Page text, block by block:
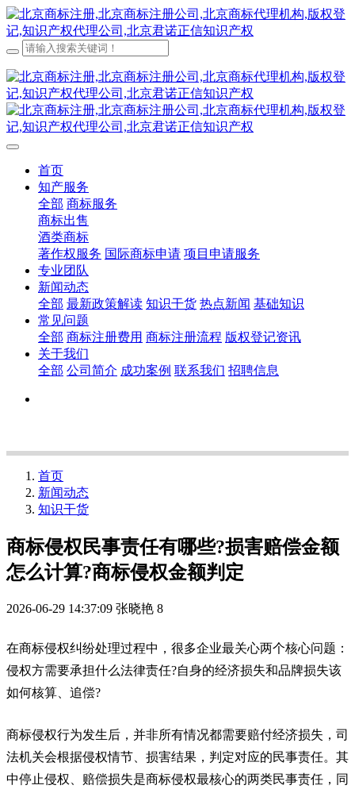
首页
知产服务
全部 商标服务
商标出售
酒类商标
著作权服务 国际商标申请 项目申请服务
专业团队
新闻动态
全部 最新政策解读 知识干货 热点新闻 基础知识
常见问题
全部 商标注册费用 商标注册流程 版权登记资讯
关于我们
全部 公司简介 成功案例 联系我们 招聘信息
首页
新闻动态
知识干货
商标侵权民事责任有哪些?损害赔偿金额
怎么计算?商标侵权金额判定
2026-06-29 14:37:09 张晓艳 8
在商标侵权纠纷处理过程中，很多企业最关心两个核心问题：
侵权方需要承担什么法律责任?自身的经济损失和品牌损失该
如何核算、追偿?
商标侵权行为发生后，并非所有情况都需要赔付经济损失，司
法机关会根据侵权情节、损害结果，判定对应的民事责任。其
中停止侵权、赔偿损失是商标侵权最核心的两类民事责任，同